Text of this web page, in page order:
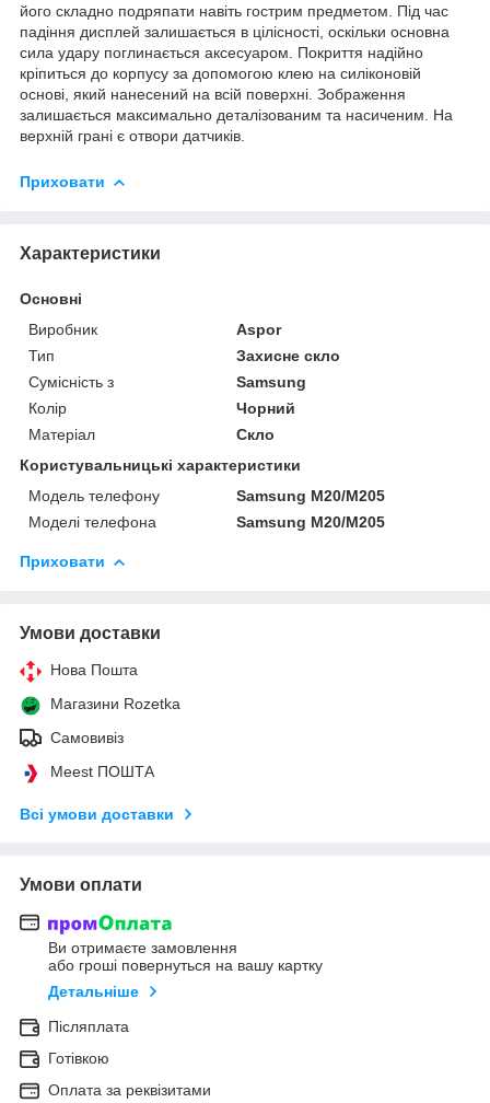
його складно подряпати навіть гострим предметом. Під час
падіння дисплей залишається в цілісності, оскільки основна
сила удару поглинається аксесуаром. Покриття надійно
кріпиться до корпусу за допомогою клею на силіконовій
основі, який нанесений на всій поверхні. Зображення
залишається максимально деталізованим та насиченим. На
верхній грані є отвори датчиків.
Приховати
Характеристики
Основні
Виробник
Aspor
Тип
Захисне скло
Сумісність з
Samsung
Колір
Чорний
Матеріал
Скло
Користувальницькі характеристики
Модель телефону
Samsung M20/M205
Моделі телефона
Samsung M20/M205
Приховати
Умови доставки
Нова Пошта
Магазини Rozetka
Самовивіз
Meest ПОШТА
Всі умови доставки
Умови оплати
Ви отримаєте замовлення
або гроші повернуться на вашу картку
Детальніше
Післяплата
Готівкою
Оплата за реквізитами